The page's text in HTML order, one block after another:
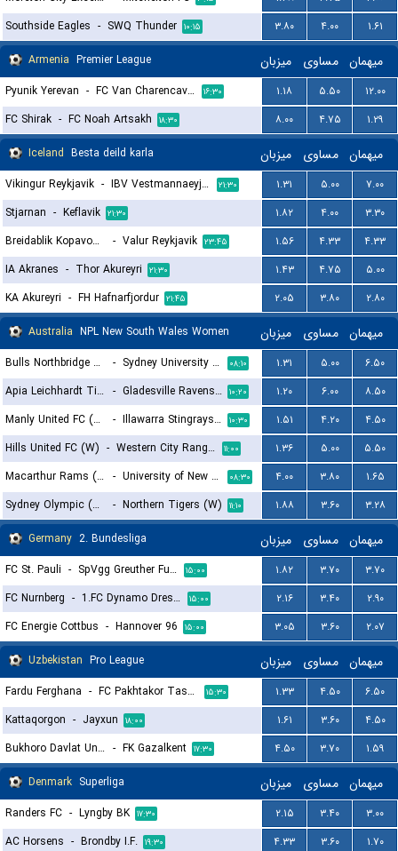
Southside Eagles - SWQ Thunder ۱۰:۱۵ ۳.۸۰ ۴.۰۰
۱.۶۱
Armenia Premier League میزبان مساوی میهمان
Pyunik Yerevan - FC Van Charencavan ۱۶:۳۰ ۱.۱۸ ۵.۵۰
۱۲.۰۰
FC Shirak - FC Noah Artsakh ۱۸:۳۰ ۸.۰۰ ۴.۷۵
۱.۲۹
Iceland Besta deild karla میزبان مساوی میهمان
Vikingur Reykjavik - IBV Vestmannaeyjar ۲۱:۳۰ ۱.۳۱ ۵.۰۰
۷.۰۰
Stjarnan - Keflavik ۲۱:۳۰ ۱.۸۲ ۴.۰۰
۳.۳۰
Breidablik Kopavogur
- Valur Reykjavik ۲۳:۴۵ ۱.۵۶ ۴.۳۳
۴.۳۳
IA Akranes - Thor Akureyri ۲۱:۳۰ ۱.۴۳ ۴.۷۵
۵.۰۰
KA Akureyri - FH Hafnarfjordur ۲۱:۴۵ ۲.۰۵ ۳.۸۰
۲.۸۰
Australia NPL New South Wales Women میزبان مساوی میهمان
Bulls Northbridge FC Academy (W) - Sydney University FC (W) ۰۸:۱۰ ۱.۳۱ ۵.۰۰
۶.۵۰
Apia Leichhardt Tigers (W) - Gladesville Ravens (W) ۱۰:۲۰ ۱.۲۰ ۶.۰۰
۸.۵۰
Manly United FC (W)
- Illawarra Stingrays (W) ۱۰:۳۰ ۱.۵۱ ۴.۲۰
۴.۵۰
Hills United FC (W) - Western City Rangers (W) ۱۱:۰۰ ۱.۳۶ ۵.۰۰
۵.۵۰
Macarthur Rams (W) - University of New South Wales (W) ۰۸:۳۰ ۴.۰۰ ۳.۸۰
۱.۶۵
Sydney Olympic (W)
- Northern Tigers (W) ۱۱:۱۰ ۱.۸۸ ۳.۶۰
۳.۲۸
Germany 2. Bundesliga میزبان مساوی میهمان
FC St. Pauli - SpVgg Greuther Furth ۱۵:۰۰ ۱.۸۲ ۳.۷۰
۳.۷۰
FC Nurnberg - 1.FC Dynamo Dresden ۱۵:۰۰ ۲.۱۶ ۳.۴۰
۲.۹۰
FC Energie Cottbus - Hannover 96 ۱۵:۰۰ ۳.۰۵ ۳.۶۰
۲.۰۷
Uzbekistan Pro League میزبان مساوی میهمان
Fardu Ferghana - FC Pakhtakor Tashkent II ۱۵:۳۰ ۱.۳۳ ۴.۵۰
۶.۵۰
Kattaqorgon - Jayxun ۱۸:۰۰ ۱.۶۱ ۳.۶۰
۴.۵۰
Bukhoro Davlat Universiteti - FK Gazalkent ۱۷:۳۰ ۴.۵۰ ۳.۷۰
۱.۵۹
Denmark Superliga میزبان مساوی میهمان
Randers FC - Lyngby BK ۱۷:۳۰ ۲.۱۵ ۳.۴۰
۳.۰۰
AC Horsens - Brondby I.F. ۱۹:۳۰ ۴.۳۳ ۳.۶۰
۱.۷۰